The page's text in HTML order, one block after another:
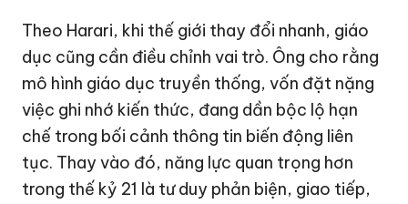
Theo Harari, khi thế giới thay đổi nhanh, giáo
dục cũng cần điều chỉnh vai trò. Ông cho rằng
mô hình giáo dục truyền thống, vốn đặt nặng
việc ghi nhớ kiến thức, đang dần bộc lộ hạn
chế trong bối cảnh thông tin biến động liên
tục. Thay vào đó, năng lực quan trọng hơn
trong thế kỷ 21 là tư duy phản biện, giao tiếp,